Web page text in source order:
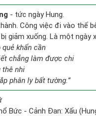
- tức ngày Hung.
Công việc đi vào thế
giảm xuống. Là một
quẻ khẩn cần
chẳng làm được chi
thê nhi
phân ly bất tường.”
Bức - Cảnh Đan: Xấu